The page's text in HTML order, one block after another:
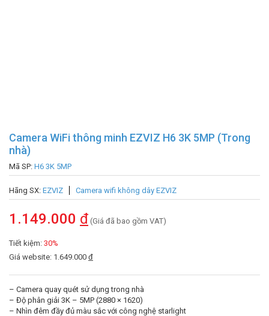
Camera WiFi thông minh EZVIZ H6 3K 5MP (Trong
nhà)
Mã SP: H6 3K 5MP
Hãng SX: EZVIZ Camera wifi không dây EZVIZ
1.149.000 đ (Giá đã bao gồm VAT)
Tiết kiệm: 30%
Giá website: 1.649.000 đ
– Camera quay quét sử dụng trong nhà
– Độ phân giải 3K – 5MP (2880 × 1620)
– Nhìn đêm đầy đủ màu sắc với công nghệ starlight